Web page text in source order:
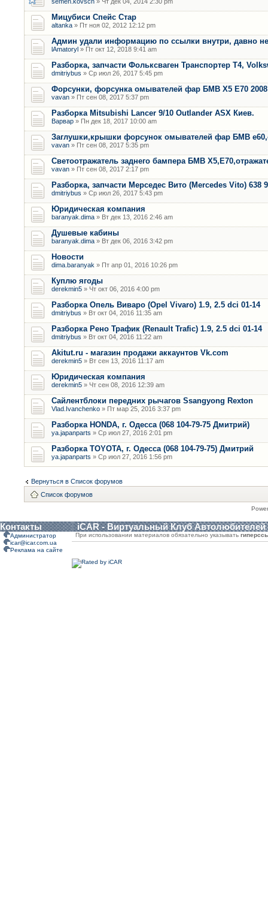
Мицубиси Спейс Стар
altanka » Пт ноя 02, 2012 12:12 pm
Админ удали информацию по ссылки внутри, давно не
lAmatoryl » Пт окт 12, 2018 9:41 am
Разборка, запчасти Фольксваген Транспортер Т4,
dmitriybus » Ср июл 26, 2017 5:45 pm
Форсунки, форсунка омывателей фар БМВ Х5 Е70 2008
vavan » Пт сен 08, 2017 5:37 pm
Разборка Mitsubishi Lancer 9/10 Outlander ASX Киев.
Варвар » Пн дек 18, 2017 10:00 am
Заглушки,крышки форсунок омывателей фар БМВ
vavan » Пт сен 08, 2017 5:35 pm
Светоотражатель заднего бампера БМВ
vavan » Пт сен 08, 2017 2:17 pm
Разборка, запчасти Мерседес Вито (Mercedes Vito) 638
dmitriybus » Ср июл 26, 2017 5:43 pm
Юридическая компания
baranyak.dima » Вт дек 13, 2016 2:46 am
Душевые кабины
baranyak.dima » Вт дек 06, 2016 3:42 pm
Новости
dima.baranyak » Пт апр 01, 2016 10:26 pm
Куплю ягоды
derekmin5 » Чт окт 06, 2016 4:00 pm
Разборка Опель Виваро (Opel Vivaro) 1.9, 2.5 dci 01-14
dmitriybus » Вт окт 04, 2016 11:35 am
Разборка Рено Трафик (Renault Trafic) 1.9, 2.5 dci 01-14
dmitriybus » Вт окт 04, 2016 11:22 am
Akitut.ru - магазин продажи аккаунтов Vk.com
derekmin5 » Вт сен 13, 2016 11:17 am
Юридическая компания
derekmin5 » Чт сен 08, 2016 12:39 am
Сайлентблоки передних рычагов Ssangyong Rexton
Vlad.Ivanchenko » Пт мар 25, 2016 3:37 pm
Разборка HONDA, г. Одесса (068 104-79-75 Дмитрий)
ya.japanparts » Ср июл 27, 2016 2:01 pm
Разборка TOYOTA, г. Одесса (068 104-79-75) Дмитрий
ya.japanparts » Ср июл 27, 2016 1:56 pm
Вернуться в Список форумов
Список форумов
Контакты iCAR - Виртуальный Клуб Автолюбителей
Администратор
icar@icar.com.ua
Реклама на сайте
При использовании материалов обязательно указывать